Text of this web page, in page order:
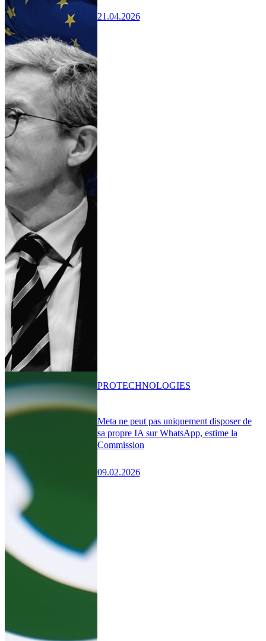
21.04.2026
Meta ne peut pas uniquement disposer de
sa propre IA sur WhatsApp, estime la
Commission
09.02.2026
PROTECHNOLOGIES